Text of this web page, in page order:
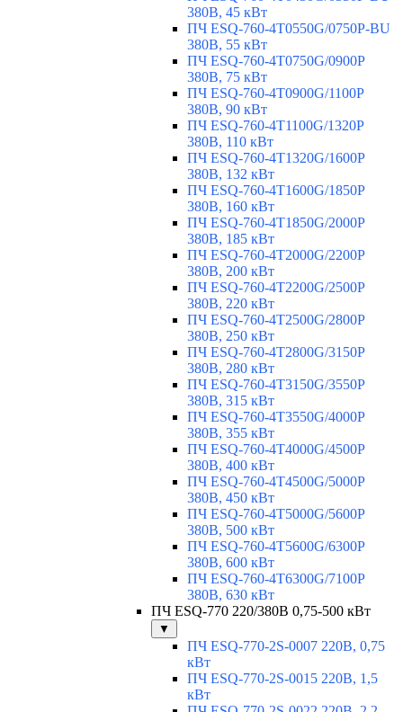
380В, 45 кВт
ПЧ ESQ-760-4T0550G/0750P-BU
380В, 55 кВт
ПЧ ESQ-760-4T0750G/0900P
380В, 75 кВт
ПЧ ESQ-760-4T0900G/1100P
380В, 90 кВт
ПЧ ESQ-760-4T1100G/1320P
380В, 110 кВт
ПЧ ESQ-760-4T1320G/1600P
380В, 132 кВт
ПЧ ESQ-760-4T1600G/1850P
380В, 160 кВт
ПЧ ESQ-760-4T1850G/2000P
380В, 185 кВт
ПЧ ESQ-760-4T2000G/2200P
380В, 200 кВт
ПЧ ESQ-760-4T2200G/2500P
380В, 220 кВт
ПЧ ESQ-760-4T2500G/2800P
380В, 250 кВт
ПЧ ESQ-760-4T2800G/3150P
380В, 280 кВт
ПЧ ESQ-760-4T3150G/3550P
380В, 315 кВт
ПЧ ESQ-760-4T3550G/4000P
380В, 355 кВт
ПЧ ESQ-760-4T4000G/4500P
380В, 400 кВт
ПЧ ESQ-760-4T4500G/5000P
380В, 450 кВт
ПЧ ESQ-760-4T5000G/5600P
380В, 500 кВт
ПЧ ESQ-760-4T5600G/6300P
380В, 600 кВт
ПЧ ESQ-760-4T6300G/7100P
380В, 630 кВт
ПЧ ESQ-770 220/380В 0,75-500 кВт
▼
ПЧ ESQ-770-2S-0007 220В, 0,75
кВт
ПЧ ESQ-770-2S-0015 220В, 1,5
кВт